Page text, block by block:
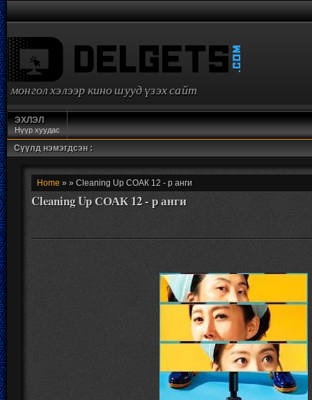
монгол хэлээр кино шууд үзэх сайт
ЭХЛЭЛ
Нүүр хуудас
Сүүлд нэмэгдсэн :
Home » » Cleaning Up СОАК 12 - р анги
Cleaning Up СОАК 12 - р анги